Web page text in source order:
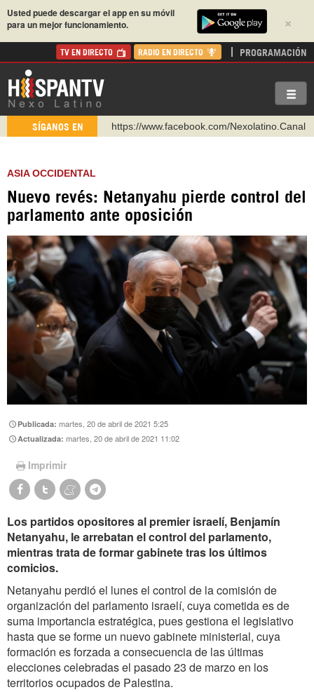
×
Usted puede descargar el app en su móvil
para un mejor funcionamiento.
TV EN DIRECTO RADIO EN DIRECTO PROGRAMACIÓN
SÍGANOS EN
https://www.facebook.com/Nexolatino.Canal
https://t.me/hispantvcanal
https://urmedium.com/c/hispantv
Instagram como: hispan_tv
ASIA OCCIDENTAL
Nuevo revés: Netanyahu pierde control del
parlamento ante oposición
Publicada:martes, 20 de abril de 2021 5:25
Actualizada:martes, 20 de abril de 2021 11:02
Imprimir
Los partidos opositores al premier israelí, Benjamín
Netanyahu, le arrebatan el control del parlamento,
mientras trata de formar gabinete tras los últimos
comicios.
Netanyahu perdió el lunes el control de la comisión de
organización del parlamento israelí, cuya cometida es de
suma importancia estratégica, pues gestiona el legislativo
hasta que se forme un nuevo gabinete ministerial, cuya
formación es forzada a consecuencia de las últimas
elecciones celebradas el pasado 23 de marzo en los
territorios ocupados de Palestina.